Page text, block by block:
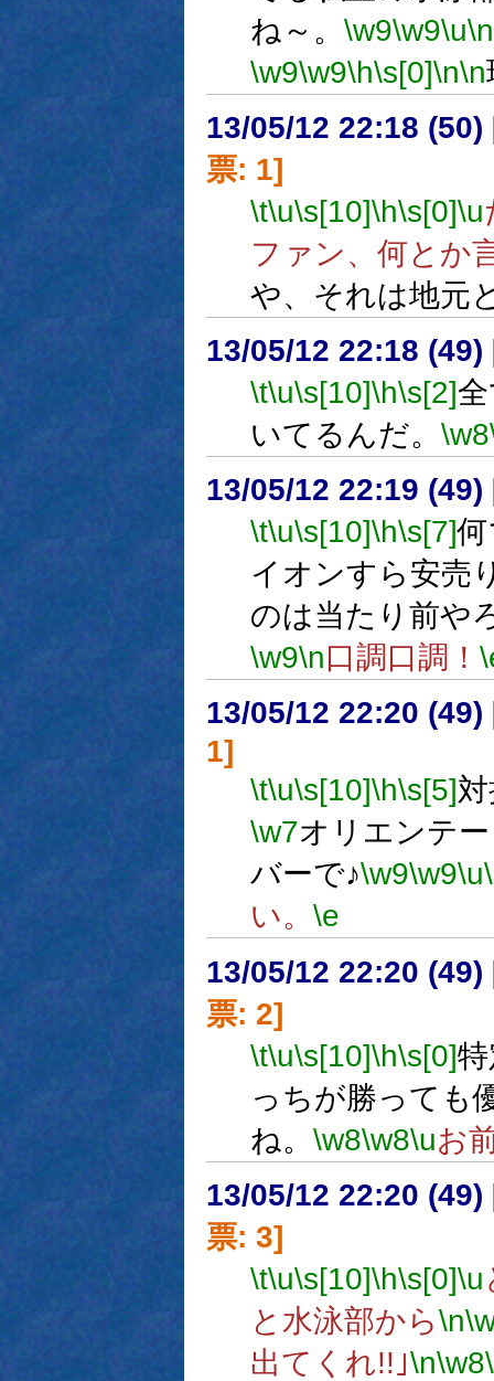
ね～。 \w9\w9\u\n
\w9\w9\h\s[0]\n\n
13/05/12 22:18 (50)
票: 1]
\t\u\s[10]\h\s[0]\u
ファン、何とか
や、それは地元
13/05/12 22:18 (49)
\t\u\s[10]\h\s[2]
いてるんだ。 \w8
13/05/12 22:19 (49)
\t\u\s[10]\h\s[7]
イオンすら安売
のは当たり前や
\w9\n口調口調！
13/05/12 22:20 (49)
1]
\t\u\s[10]\h\s[5]
\w7オリエンテ
バーで♪\w9\w9\u
い。 \e
13/05/12 22:20 (49)
票: 2]
\t\u\s[10]\h\s[0]
っちが勝っても
ね。 \w8\w8\uお
13/05/12 22:20 (49)
票: 3]
\t\u\s[10]\h\s[0]\u
と水泳部から\n
出てくれ!!｣\n\w8